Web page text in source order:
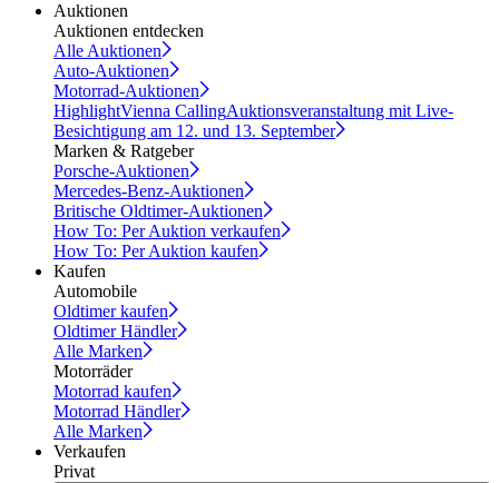
Auktionen
Auktionen entdecken
Alle Auktionen
Auto-Auktionen
Motorrad-Auktionen
HighlightVienna CallingAuktionsveranstaltung mit Live-
Besichtigung am 12. und 13. September
Marken & Ratgeber
Porsche-Auktionen
Mercedes-Benz-Auktionen
Britische Oldtimer-Auktionen
How To: Per Auktion verkaufen
How To: Per Auktion kaufen
Kaufen
Automobile
Oldtimer kaufen
Oldtimer Händler
Alle Marken
Motorräder
Motorrad kaufen
Motorrad Händler
Alle Marken
Verkaufen
Privat